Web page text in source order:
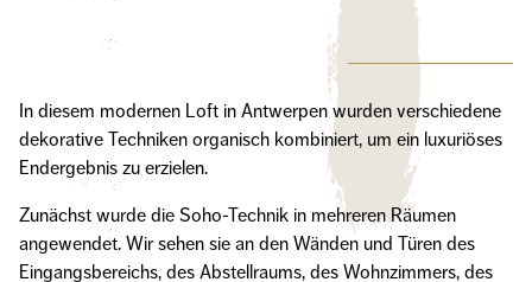
In diesem modernen Loft in Antwerpen wurden verschiedene
dekorative Techniken organisch kombiniert, um ein luxuriöses
Endergebnis zu erzielen.
Zunächst wurde die Soho-Technik in mehreren Räumen
angewendet. Wir sehen sie an den Wänden und Türen des
Eingangsbereichs, des Abstellraums, des Wohnzimmers, des